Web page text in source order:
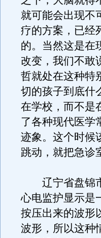
就可能会出现不
疗的方案，已经
的。当然这是在
改变，我们不敢
哲就处在这种特
切的孩子到底什
在学校，而不是
了各种现代医学
迹象。这个时候
跳动，就把急诊
辽宁省盘锦市
心电监护显示是
按压出来的波形
波形，所以这种